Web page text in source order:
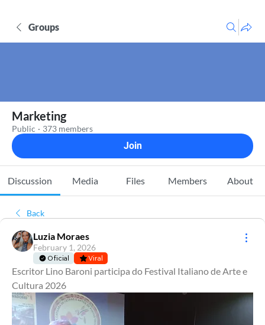
Groups
Marketing
Public · 373 members
Join
Discussion Media Files Members About
Back
Luzia Moraes
February 1, 2026
Oficial Viral
Escritor Lino Baroni participa do Festival Italiano de Arte e
Cultura 2026